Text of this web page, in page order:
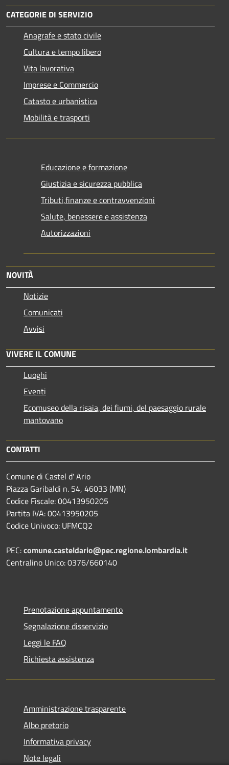
CATEGORIE DI SERVIZIO
Anagrafe e stato civile
Cultura e tempo libero
Vita lavorativa
Imprese e Commercio
Catasto e urbanistica
Mobilità e trasporti
Educazione e formazione
Giustizia e sicurezza pubblica
Tributi,finanze e contravvenzioni
Salute, benessere e assistenza
Autorizzazioni
NOVITÀ
Notizie
Comunicati
Avvisi
VIVERE IL COMUNE
Luoghi
Eventi
Ecomuseo della risaia, dei fiumi, del paesaggio rurale
mantovano
CONTATTI
Comune di Castel d' Ario
Piazza Garibaldi n. 54, 46033 (MN)
Codice Fiscale: 00413950205
Partita IVA: 00413950205
Codice Univoco: UFMCQ2
PEC:comune.casteldario@pec.regione.lombardia.it
Centralino Unico: 0376/660140
Prenotazione appuntamento
Segnalazione disservizio
Leggi le FAQ
Richiesta assistenza
Amministrazione trasparente
Albo pretorio
Informativa privacy
Note legali